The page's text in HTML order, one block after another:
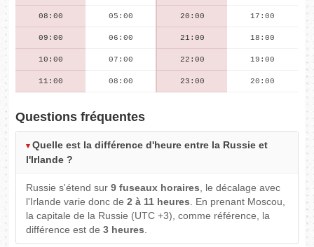
08:00 05:00 20:00 17:00
09:00 06:00 21:00 18:00
10:00 07:00 22:00 19:00
11:00 08:00 23:00 20:00
Questions fréquentes
Quelle est la différence d'heure entre la Russie et
l'Irlande ?
Russie s'étend sur9 fuseaux horaires, le décalage avec
l'Irlande varie donc de2 à 11 heures. En prenant Moscou,
la capitale de la Russie (UTC +3), comme référence, la
différence est de3 heures.